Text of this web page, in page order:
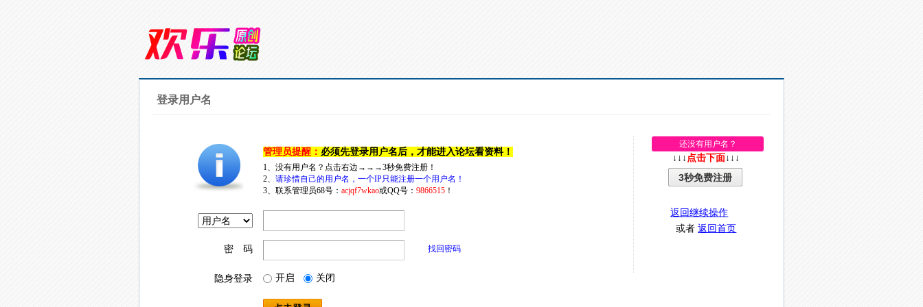
登录用户名
管理员提醒： 必须先登录用户名后，才能进入论坛看资料！
1、没有用户名？点击右边→→→3秒免费注册！
2、 请珍惜自己的用户名，一个IP只能注册一个用户名！
3、联系管理员68号： acjqf7wkao或QQ号： 9866515！
密 码 找回密码
隐身登录 开启 关闭
还没有用户名？
↓↓↓ 点击下面 ↓↓↓
3秒免费注册
返回继续操作
或者返回首页